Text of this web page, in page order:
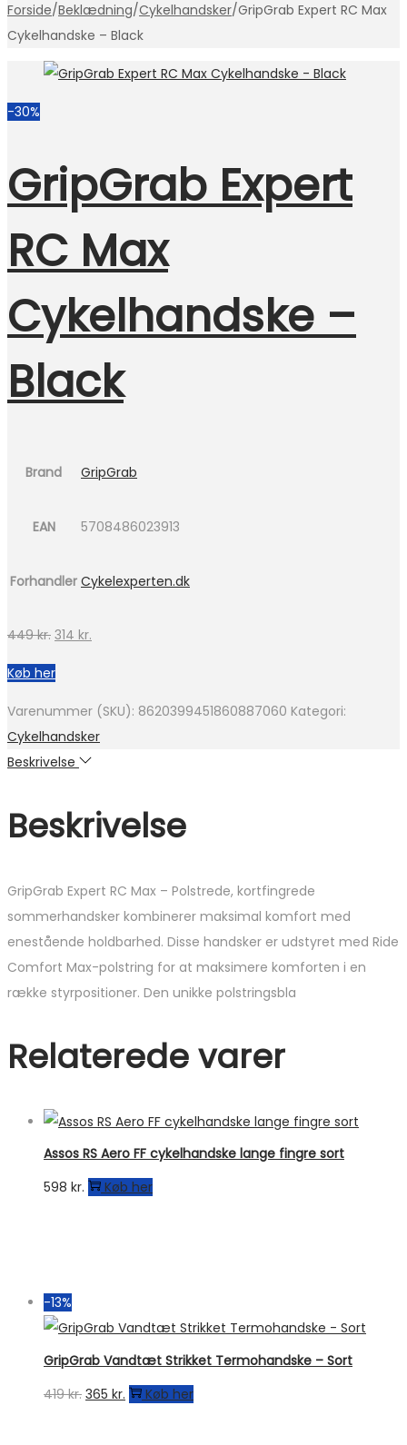
Forside/Beklædning/Cykelhandsker/GripGrab Expert RC Max
Cykelhandske – Black
-30%
GripGrab Expert
RC Max
Cykelhandske –
Black
Brand GripGrab
EAN 5708486023913
Forhandler Cykelexperten.dk
449kr. Den
oprindelige
pris
var:
449 kr..
314 kr.
er:
314 kr..
Køb her
Varenummer (SKU): 8620399451860887060 Kategori:
Cykelhandsker
Beskrivelse
Beskrivelse
GripGrab Expert RC Max – Polstrede, kortfingrede
sommerhandsker kombinerer maksimal komfort med
enestående holdbarhed. Disse handsker er udstyret med Ride
Comfort Max-polstring for at maksimere komforten i en
række styrpositioner. Den unikke polstringsbla
Relaterede varer
Assos RS Aero FF cykelhandske lange fingre sort
598 kr. Køb her
-13%
GripGrab Vandtæt Strikket Termohandske – Sort
419kr. Den
365 kr. DenKøb her